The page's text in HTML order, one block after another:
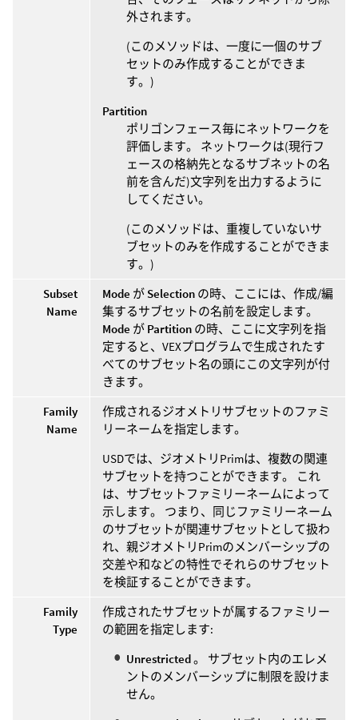
外されます。
(このメソッドは、一度に一個のサブ
セットのみ作成することができま
す。)
Partition
ポリゴンフェース毎にネットワークを
評価します。 ネットワークは(現行フ
ェースの格納先となるサブネットの名
前を含んだ)文字列を出力するように
してください。
(このメソッドは、重複していないサ
ブセットのみを作成することができま
す。)
Subset
Name
Mode が Selection の時、ここには、作成/編
集するサブセットの名前を設定します。
Mode が Partition の時、ここに文字列を指
定すると、VEXプログラムで生成されたす
べてのサブセット名の頭にこの文字列が付
きます。
Family
Name
作成されるジオメトリサブセットのファミ
リーネームを指定します。
USDでは、ジオメトリPrimは、複数の関連
サブセットを持つことができます。 これ
は、サブセットファミリーネームによって
示します。 つまり、同じファミリーネーム
のサブセットが関連サブセットとして扱わ
れ、親ジオメトリPrimのメンバーシップの
交差や和などの特性でそれらのサブセット
を検証することができます。
Family
Type
作成されたサブセットが属するファミリー
の範囲を指定します:
Unrestricted。 サブセット内のエレメ
ントのメンバーシップに制限を設けま
せん。